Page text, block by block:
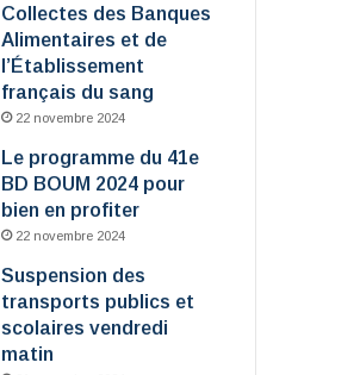
Collectes des Banques
Alimentaires et de
l’Établissement
français du sang
22 novembre 2024
Le programme du 41e
BD BOUM 2024 pour
bien en profiter
22 novembre 2024
Suspension des
transports publics et
scolaires vendredi
matin